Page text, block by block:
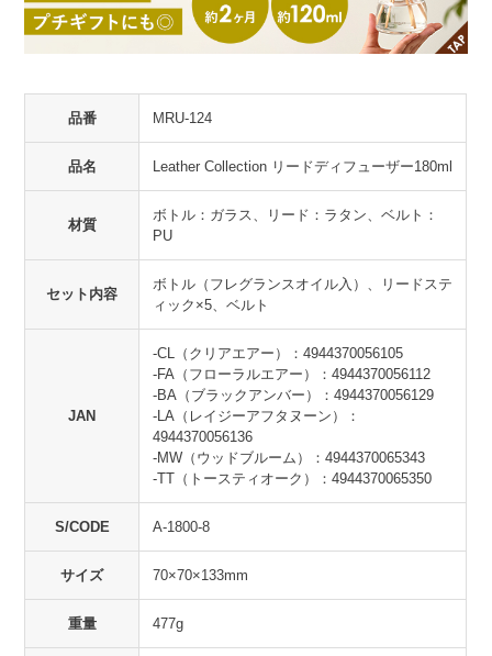
品番 MRU-124
品名 Leather Collection リードディフューザー180ml
材質
ボトル：ガラス、リード：ラタン、ベルト：
PU
セット内容
ボトル（フレグランスオイル入）、リードステ
ィック×5、ベルト
JAN
-CL（クリアエアー）：4944370056105
-FA（フローラルエアー）：4944370056112
-BA（ブラックアンバー）：4944370056129
-LA（レイジーアフタヌーン）：
4944370056136
-MW（ウッドブルーム）：4944370065343
-TT（トースティオーク）：4944370065350
S/CODE A-1800-8
サイズ 70×70×133mm
重量 477g